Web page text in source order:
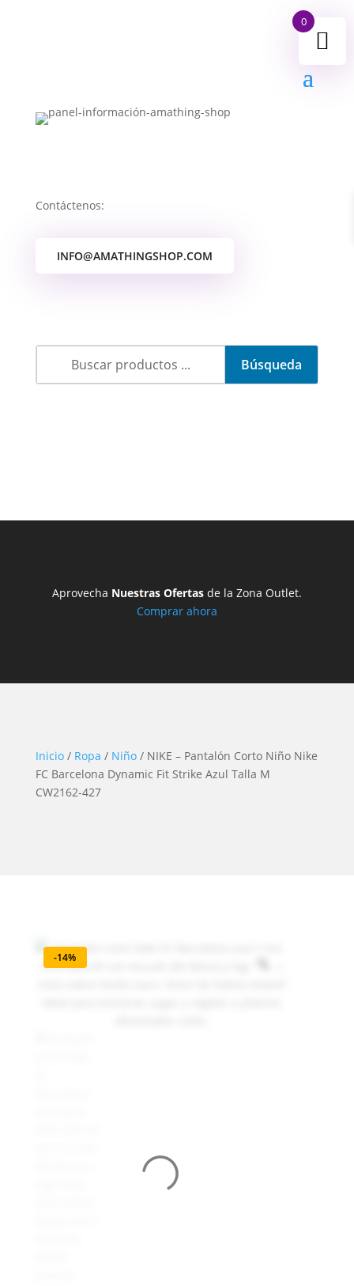
Contáctenos:
INFO@AMATHINGSHOP.COM
Aprovecha Nuestras Ofertasde la Zona Outlet.
Comprar ahora
Inicio/ Ropa / Niño/ NIKE – Pantalón Corto Niño Nike
FC Barcelona Dynamic Fit Strike Azul Talla M
CW2162-427
-14%
0